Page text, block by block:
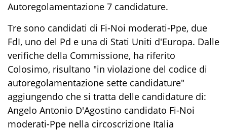
Autoregolamentazione 7 candidature.
Tre sono candidati di Fi-Noi moderati-Ppe, due
FdI, uno del Pd e una di Stati Uniti d'Europa. Dalle
verifiche della Commissione, ha riferito
Colosimo, risultano "in violazione del codice di
autoregolamentazione sette candidature"
aggiungendo che si tratta delle candidature di:
Angelo Antonio D'Agostino candidato Fi-Noi
moderati-Ppe nella circoscrizione Italia